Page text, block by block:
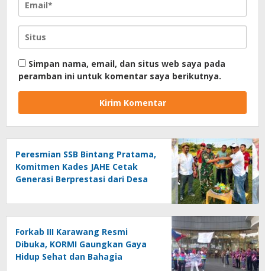
Simpan nama, email, dan situs web saya pada
peramban ini untuk komentar saya berikutnya.
Peresmian SSB Bintang Pratama,
Komitmen Kades JAHE Cetak
Generasi Berprestasi dari Desa
Forkab III Karawang Resmi
Dibuka, KORMI Gaungkan Gaya
Hidup Sehat dan Bahagia